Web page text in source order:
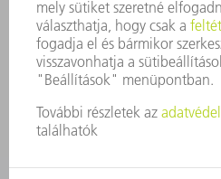
SZOCIÁLIS ÜGYEK & TÁRSADALOM
VÁLLALATIRÁNYÍTÁS